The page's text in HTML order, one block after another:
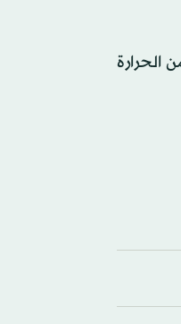
الحرارة